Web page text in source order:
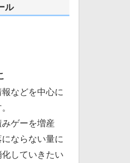
ル
などを中心に
ゲーを増産
ならない量に
していきたい